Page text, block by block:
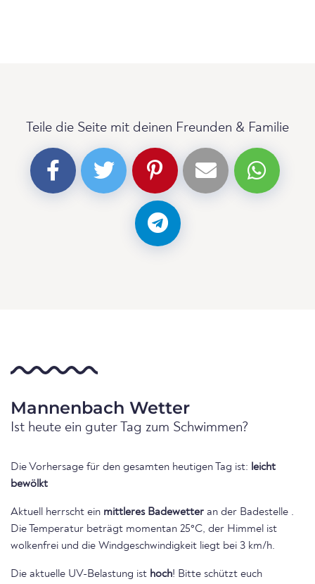
Teile die Seite mit deinen Freunden & Familie
Mannenbach Wetter
Ist heute ein guter Tag zum Schwimmen?
Die Vorhersage für den gesamten heutigen Tag ist: leicht
bewölkt
Aktuell herrscht ein mittleres Badewetter an der Badestelle .
Die Temperatur beträgt momentan 25°C, der Himmel ist
wolkenfrei und die Windgeschwindigkeit liegt bei 3 km/h.
Die aktuelle UV-Belastung ist hoch! Bitte schützt euch